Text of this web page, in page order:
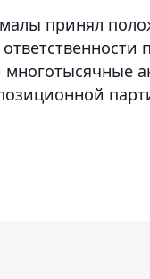
принял